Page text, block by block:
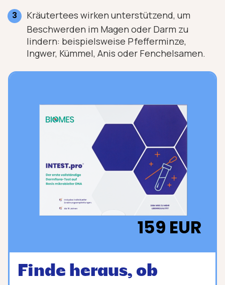
Kräutertees wirken unterstützend, um
Beschwerden im Magen oder Darm zu
lindern: beispielsweise Pfefferminze,
Ingwer, Kümmel, Anis oder Fenchelsamen.
159 EUR
Finde heraus, ob